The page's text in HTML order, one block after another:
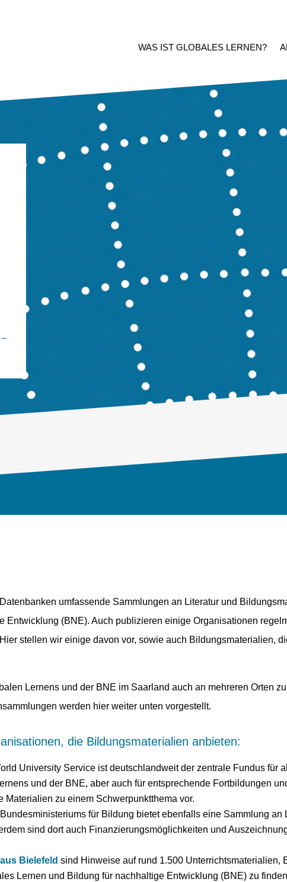
WAS IST GLOBALES LERNEN?
umfassende Sammlungen an Literatur und
Entwicklung (BNE). Auch publizieren einige Organisationen
stellen wir einige davon vor, sowie auch Bildungsmaterialien,
Lernens und der BNE im Saarland auch an mehreren Orten
werden hier weiter unten vorgestellt.
die Bildungsmaterialien anbieten:
University Service ist deutschlandweit der zentrale Fundus für
und der BNE, aber auch für entsprechende Fortbildungen
Materialien zu einem Schwerpunktthema vor.
für Bildung bietet ebenfalls eine Sammlung an
sind dort auch Finanzierungsmöglichkeiten und
Bielefeld sind Hinweise auf rund 1.500 Unterrichtsmaterialien,
Lernen und Bildung für nachhaltige Entwicklung (BNE) zu